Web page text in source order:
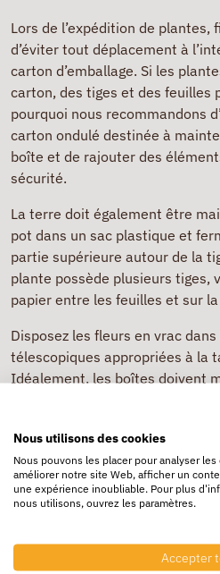
Lors de l’expédition de
d’éviter tout déplacement à
carton d’emballage. Si les
carton, des tiges et des feuilles
pourquoi nous recommandons
carton ondulé destinée à
boîte et de rajouter des
sécurité.
La terre doit également être
pot dans un sac plastique et
partie supérieure autour de la
plante possède plusieurs tiges,
papier entre les feuilles et sur
Disposez les fleurs en vrac
télescopiques appropriées à la
Idéalement, les boîtes doivent
(38") de long, 61 cm (24") de
d’éviter que les fleurs ne se
Choisissez des boîtes
fabriquées avec de l’adhésif
température et l’humidité
Nous vous recommandons
Nous utilisons des cookies
Nous pouvons les placer pour analyser
améliorer notre site Web, afficher un
une expérience inoubliable. Pour plus
nous utilisons, ouvrez les paramètres.
Accepter